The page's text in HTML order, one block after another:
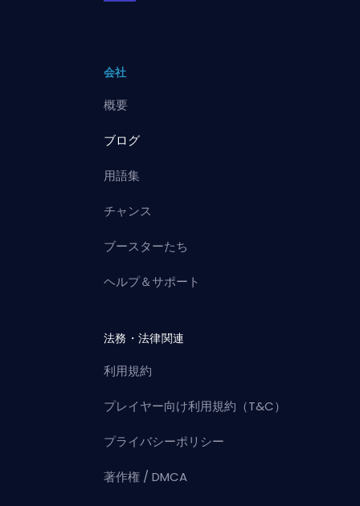
会社
概要
ブログ
用語集
チャンス
ブースターたち
ヘルプ＆サポート
法務・法律関連
利用規約
プレイヤー向け利用規約（T&C）
プライバシーポリシー
著作権 / DMCA